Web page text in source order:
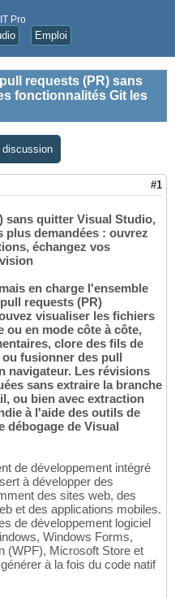
Pro
Emploi
requests (PR) sans
fonctionnalités Git les
discussion
#1
sans quitter Visual Studio,
demandées : ouvrez
échangez vos
en charge l'ensemble
requests (PR)
visualiser les fichiers
ou en mode côte à côte,
clore des fils de
fusionner des pull
navigateur. Les révisions
sans extraire la branche
ou bien avec extraction
à l'aide des outils de
débogage de Visual
de développement intégré
à développer des
des sites web, des
et des applications mobiles.
de développement logiciel
Windows Forms,
(WPF), Microsoft Store et
à la fois du code natif